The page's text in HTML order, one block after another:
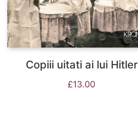
Copiii uitati ai lui Hitler
£13.00